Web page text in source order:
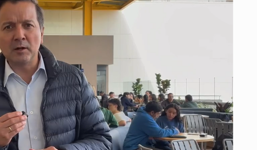
TRAS
ESPERABA
SISTEMA
DE
SALUD